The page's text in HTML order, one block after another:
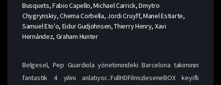
Busquets, Fabio Capello, Michael Carrick, Dmytro
Chygrynskiy, Chema Corbella, Jordi Cruyff, Manel Estiarte,
Samuel Eto'o, Eidur Gudjohnsen, Thierry Henry, Xavi
Hernández, Graham Hunter
Belgesel, Pep Guardiola yönetimindeki Barcelona takımının
fantastik 4 yılını anlatıyor...FullHDFilmizleseneBOX keyifli